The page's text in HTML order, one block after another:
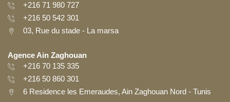
+216 71 980 727
+216 50 542 301
03, Rue du stade - La marsa
Agence Ain Zaghouan
+216 70 135 335
+216 50 860 301
6 Residence les Emeraudes, Ain Zaghouan Nord - Tunis